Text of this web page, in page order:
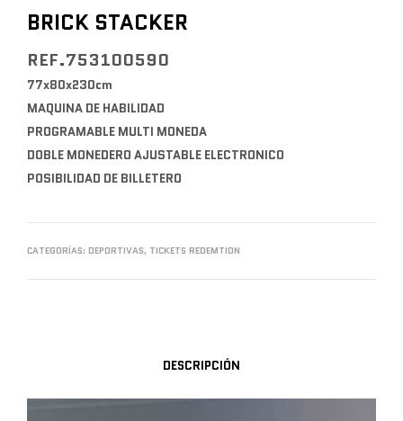
BRICK STACKER
REF.753100590
77x80x230cm
MAQUINA DE HABILIDAD
PROGRAMABLE MULTI MONEDA
DOBLE MONEDERO AJUSTABLE ELECTRONICO
POSIBILIDAD DE BILLETERO
CATEGORÍAS: DEPORTIVAS, TICKETS REDEMTION
DESCRIPCIÓN